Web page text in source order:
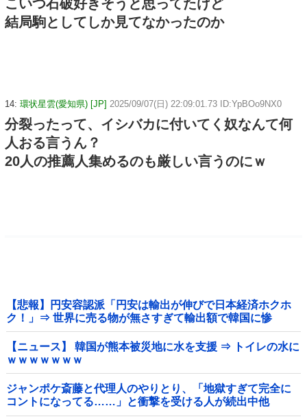
こいつ石破好きそうと思ってたけど
結局駒としてしか見てなかったのか
14: 環状星雲(愛知県) [JP] 2025/09/07(日) 22:09:01.73 ID:YpBOo9NX0
分裂ったって、イシバカに付いてく奴なんて何
人おる言うん？
20人の推薦人集めるのも厳しい言うのにｗ
【悲報】円安容認派「円安は輸出が伸びで日本経済ホクホ
ク！」⇒ 世界に売る物が無さすぎて輸出額で韓国に惨
敗・・・
【ニュース】 韓国が熊本被災地に水を支援 ⇒ トイレの水に
ｗｗｗｗｗｗｗ
ジャンポケ斎藤と代理人のやりとり、「地獄すぎて完全に
コントになってる……」と衝撃を受ける人が続出中他